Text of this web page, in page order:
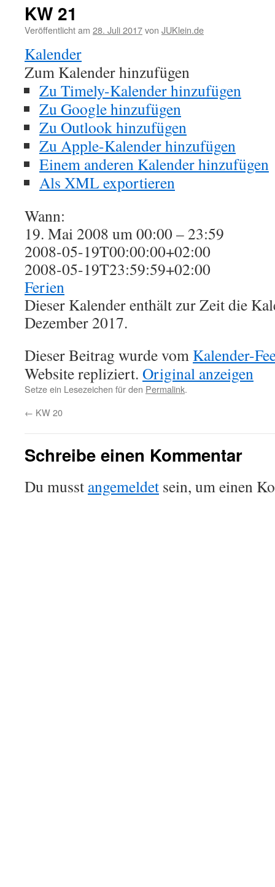
KW 21
Veröffentlicht am 28. Juli 2017von JUKlein.de
Kalender
Zum Kalender hinzufügen
Zu Timely-Kalender hinzufügen
Zu Google hinzufügen
Zu Outlook hinzufügen
Zu Apple-Kalender hinzufügen
Einem anderen Kalender hinzufügen
Als XML exportieren
Wann:
19. Mai 2008 um 00:00 – 23:59
2008-05-19T00:00:00+02:00
2008-05-19T23:59:59+02:00
Ferien
Dieser Kalender enthält zur Zeit die
Dezember 2017.
Dieser Beitrag wurde vom Kalender-
Website repliziert. Original anzeigen
Setze ein Lesezeichen für den Permalink.
← KW 20
Schreibe einen Kommentar
Du musst angemeldet sein, um einen